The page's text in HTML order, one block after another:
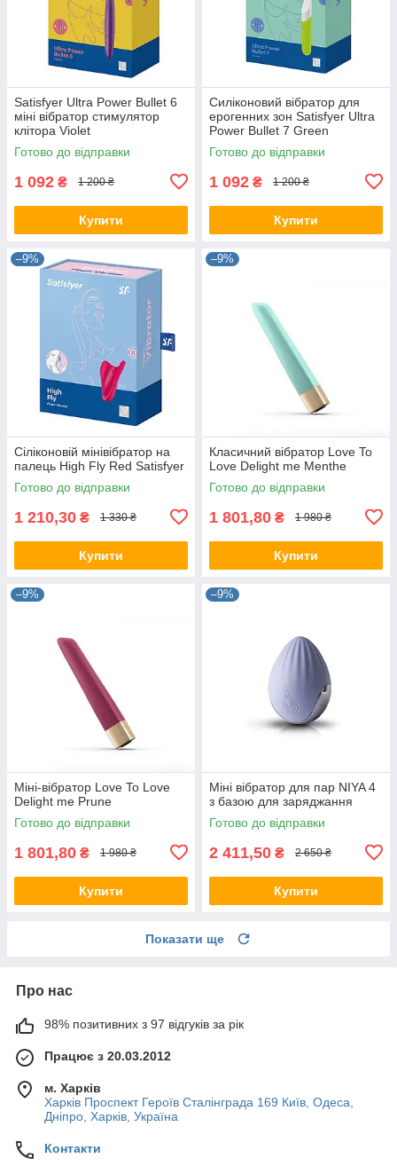
Satisfyer Ultra Power Bullet 6
міні вібратор стимулятор
клітора Violet
Готово до відправки
1 092 ₴ 1 200 ₴
Купити
Силіконовий вібратор для
ерогенних зон Satisfyer Ultra
Power Bullet 7 Green
Готово до відправки
1 092 ₴ 1 200 ₴
Купити
–9%
Сіліконовій мінівібратор на
палець High Fly Red Satisfyer
Готово до відправки
1 210,30 ₴ 1 330 ₴
Купити
–9%
Класичний вібратор Love To
Love Delight me Menthe
Готово до відправки
1 801,80 ₴ 1 980 ₴
Купити
–9%
Міні-вібратор Love To Love
Delight me Prune
Готово до відправки
1 801,80 ₴ 1 980 ₴
Купити
–9%
Міні вібратор для пар NIYA 4
з базою для заряджання
Готово до відправки
2 411,50 ₴ 2 650 ₴
Купити
Показати ще
Про нас
98% позитивних з 97 відгуків за рік
Працює з 20.03.2012
м. Харків
Харків Проспект Героїв Сталінграда 169 Київ, Одеса,
Дніпро, Харків, Україна
Контакти